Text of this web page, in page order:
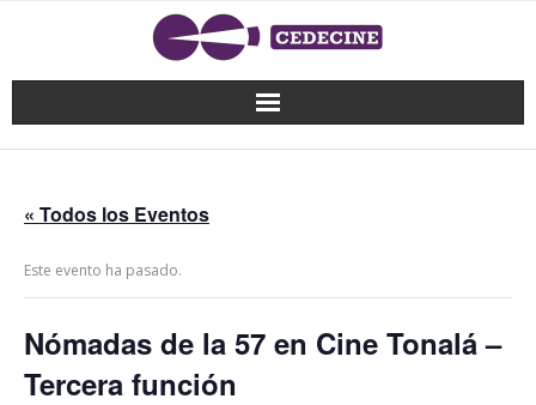
« Todos los Eventos
Este evento ha pasado.
Nómadas de la 57 en Cine Tonalá –
Tercera función